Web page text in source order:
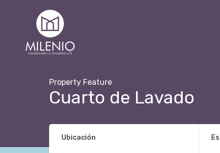
Property Feature
Cuarto de Lavado
Ubicación